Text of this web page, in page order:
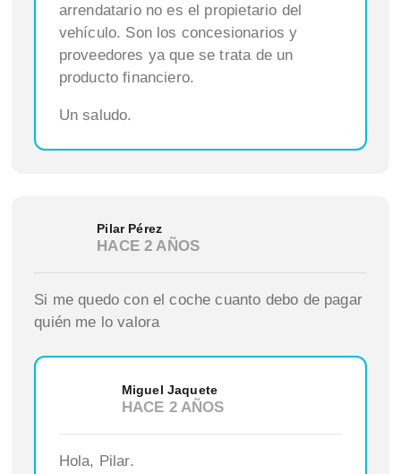
arrendatario no es el propietario del
vehículo. Son los concesionarios y
proveedores ya que se trata de un
producto financiero.
Un saludo.
Pilar Pérez
HACE 2 AÑOS
Si me quedo con el coche cuanto debo de pagar
quién me lo valora
Miguel Jaquete
HACE 2 AÑOS
Hola, Pilar.